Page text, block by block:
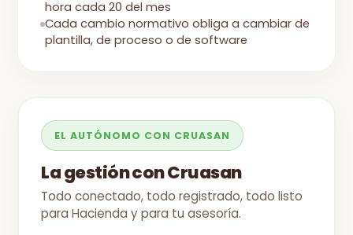
hora cada 20 del mes
Cada cambio normativo obliga a cambiar de
plantilla, de proceso o de software
EL AUTÓNOMO CON CRUASAN
La gestión con Cruasan
Todo conectado, todo registrado, todo listo
para Hacienda y para tu asesoría.